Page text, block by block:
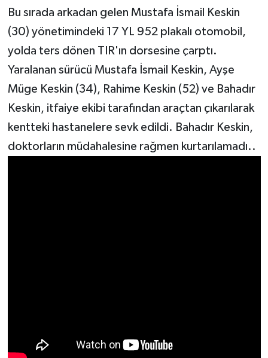
Bu sırada arkadan gelen Mustafa İsmail Keskin
(30) yönetimindeki 17 YL 952 plakalı otomobil,
yolda ters dönen TIR'ın dorsesine çarptı.
Yaralanan sürücü Mustafa İsmail Keskin, Ayşe
Müge Keskin (34), Rahime Keskin (52) ve Bahadır
Keskin, itfaiye ekibi tarafından araçtan çıkarılarak
kentteki hastanelere sevk edildi. Bahadır Keskin,
doktorların müdahalesine rağmen kurtarılamadı..